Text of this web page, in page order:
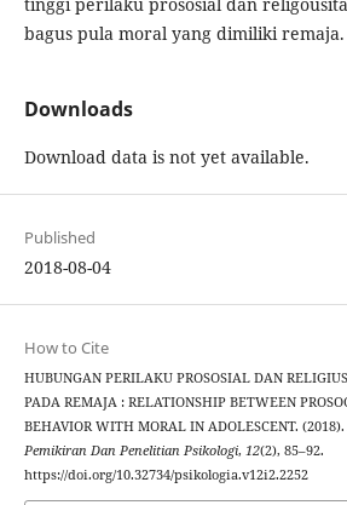
bagus pula moral yang dimiliki remaja.
Downloads
Download data is not yet available.
Published
2018-08-04
How to Cite
HUBUNGAN PERILAKU PROSOSIAL DAN
PADA REMAJA : RELATIONSHIP BETWEEN
BEHAVIOR WITH MORAL IN ADOLESCENT. (2018).
Pemikiran Dan Penelitian Psikologi, 12(2), 85–92.
https://doi.org/10.32734/psikologia.v12i2.2252